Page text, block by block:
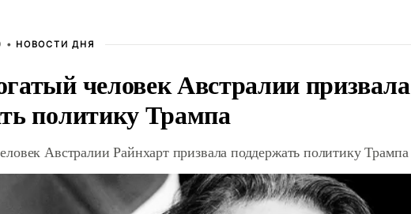
• НОВОСТИ ДНЯ
человек Австралии призвала
политику Трампа
Австралии Райнхарт призвала поддержать политику Трампа